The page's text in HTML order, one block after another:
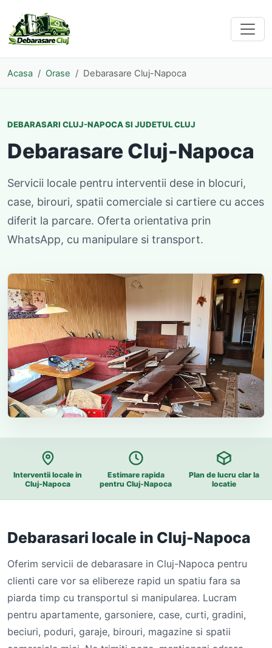
Acasa Orase Debarasare Cluj-Napoca
DEBARASARI CLUJ-NAPOCA SI JUDETUL CLUJ
Debarasare Cluj-Napoca
Servicii locale pentru interventii dese in blocuri,
case, birouri, spatii comerciale si cartiere cu acces
diferit la parcare. Oferta orientativa prin
WhatsApp, cu manipulare si transport.
Interventii locale in
Cluj-Napoca
Estimare rapida
pentru Cluj-Napoca
Plan de lucru clar la
locatie
Debarasari locale in Cluj-Napoca
Oferim servicii de debarasare in Cluj-Napoca pentru
clienti care vor sa elibereze rapid un spatiu fara sa
piarda timp cu transportul si manipularea. Lucram
pentru apartamente, garsoniere, case, curti, gradini,
beciuri, poduri, garaje, birouri, magazine si spatii